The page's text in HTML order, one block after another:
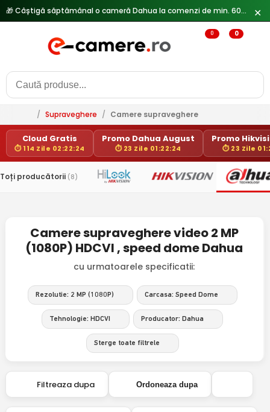
🎁 Câștigă săptămânal o cameră Dahua la comenzi de min. 600 lei — ✕
0 0
/ Supraveghere / Camere supraveghere
Cloud Gratis
⏱ 114 Zile 02:22:24
Promo Dahua August
⏱ 23 Zile 01:22:24
Promo
⏱ 23 Zile
Toți producătorii (8)
Camere supraveghere video 2 MP
(1080P) HDCVI , speed dome Dahua
cu urmatoarele specificatii:
Rezolutie: 2 MP (1080P) Carcasa: Speed Dome
Tehnologie: HDCVI Producator: Dahua
Sterge toate filtrele
Filtreaza dupa Ordoneaza dupa